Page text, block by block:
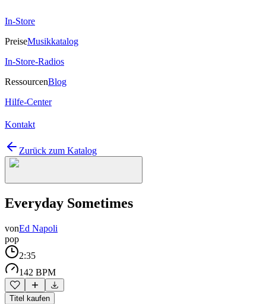
In-Store
PreiseMusikkatalog
In-Store-Radios
RessourcenBlog
Hilfe-Center
Kontakt
Zurück zum Katalog
Everyday Sometimes
vonEd Napoli
pop
2:35
142 BPM
Titel kaufen